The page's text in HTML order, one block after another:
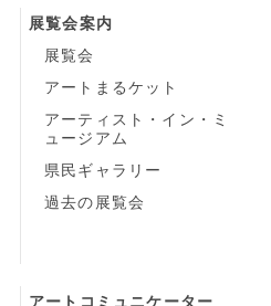
展覧会案内
展覧会
アートまるケット
アーティスト・イン・ミ
ュージアム
県民ギャラリー
過去の展覧会
アートコミュニケーター